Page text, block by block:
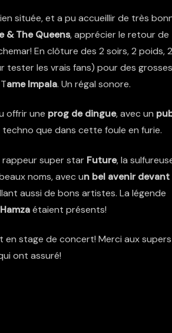
située, et a pu accueillir de très
& The Queens, apprécier le retour de
! En clôture des 2 soirs, 2 poids, 2
tester les vrais fans) pour des grosses
ame Impala. Un régal sonore.
offrir une prog de dingue, avec un
que dans cette foule en furie.
rappeur super star Future, la
noms, avec un bel avenir devant
aussi de bons artistes. La légende
Hamzaétaient présents!
stage de concert! Merci aux supers
ont assuré!